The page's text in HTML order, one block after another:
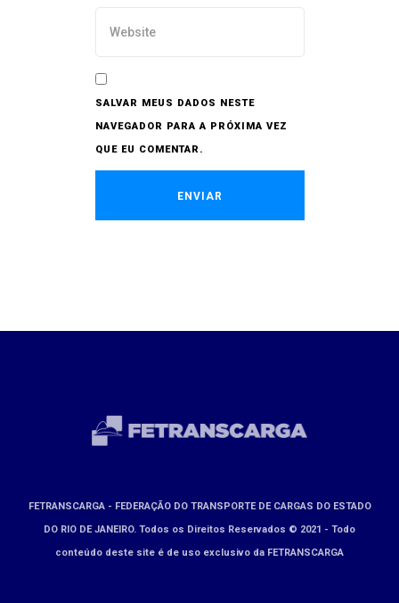
SALVAR MEUS DADOS NESTE
NAVEGADOR PARA A PRÓXIMA VEZ
QUE EU COMENTAR.
FETRANSCARGA - FEDERAÇÃO DO TRANSPORTE DE CARGAS DO ESTADO
DO RIO DE JANEIRO. Todos os Direitos Reservados © 2021 - Todo
conteúdo deste site é de uso exclusivo da FETRANSCARGA